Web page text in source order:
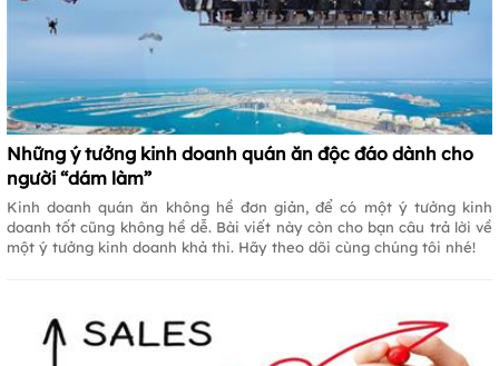
Những ý tưởng kinh doanh quán ăn độc đáo dành cho
người “dám làm”
Kinh doanh quán ăn không hề đơn giản, để có một ý tưởng kinh
doanh tốt cũng không hề dễ. Bài viết này còn cho bạn câu trả lời về
một ý tưởng kinh doanh khả thi. Hãy theo dõi cùng chúng tôi nhé!